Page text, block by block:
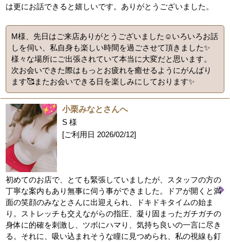
は更にお話できると嬉しいです。ありがとうございました。
M様、先日はご来店ありがとうございました☺️いろいろお話
しを伺い、私自身も楽しい時間を過ごさせて頂きました✨
様々な場所にご出張されていて本当に大変だと思います。
次お会いできた際はもっとお疲れを癒せるようにがんばり
ます🥰またお会いできる日を楽しみにしております✨
小栗みなとさんへ
S 様
[ご利用日 2026/02/12]
初めてのお店で、とても緊張していましたが、スタッフの方の
丁寧な案内もあり無事に伺う事ができました。ドアが開くと満
面の笑顔のみなとさんに出迎えられ、ドキドキタイムの始ま
り。ストレッチも交えながらの指圧、凝り固まったガチガチの
身体に的確を刺激し、ツボにハマり、気持ち良いの一言に尽き
る。それに、吸い込まれそうな瞳に見つめられ、私の視線も釘